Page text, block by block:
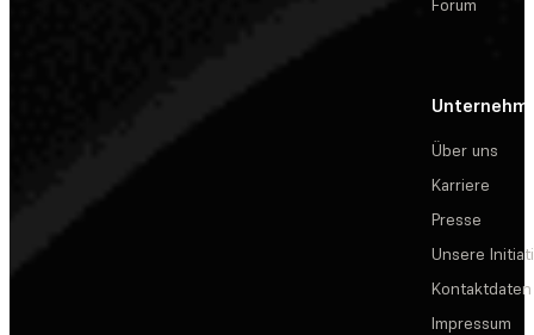
Über uns
Karriere
Presse
Unsere
Kontaktdaten
Impressum